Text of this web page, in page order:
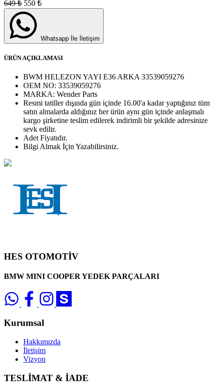
649₺ 550 ₺
Whatsapp İle İletişim
ÜRÜN AÇIKLAMASI
BWM HELEZON YAYI E36 ARKA 33539059276
OEM NO: 33539059276
MARKA: Wender Parts
Resmi tatiller dışında gün içinde 16.00'a kadar yaptığınız tüm
satın almalarda aldığınız her ürün aynı gün içinde anlaşmalı
kargo şirketine teslim edilerek indirimli bir şekilde adresinize
sevk edilir.
Adet Fiyatıdır.
Bilgi Almak İçin Yazabilirsiniz.
HES OTOMOTİV
BMW MINI COOPER YEDEK PARÇALARI
Kurumsal
Hakkımızda
İletişim
Vizyon
TESLİMAT & İADE